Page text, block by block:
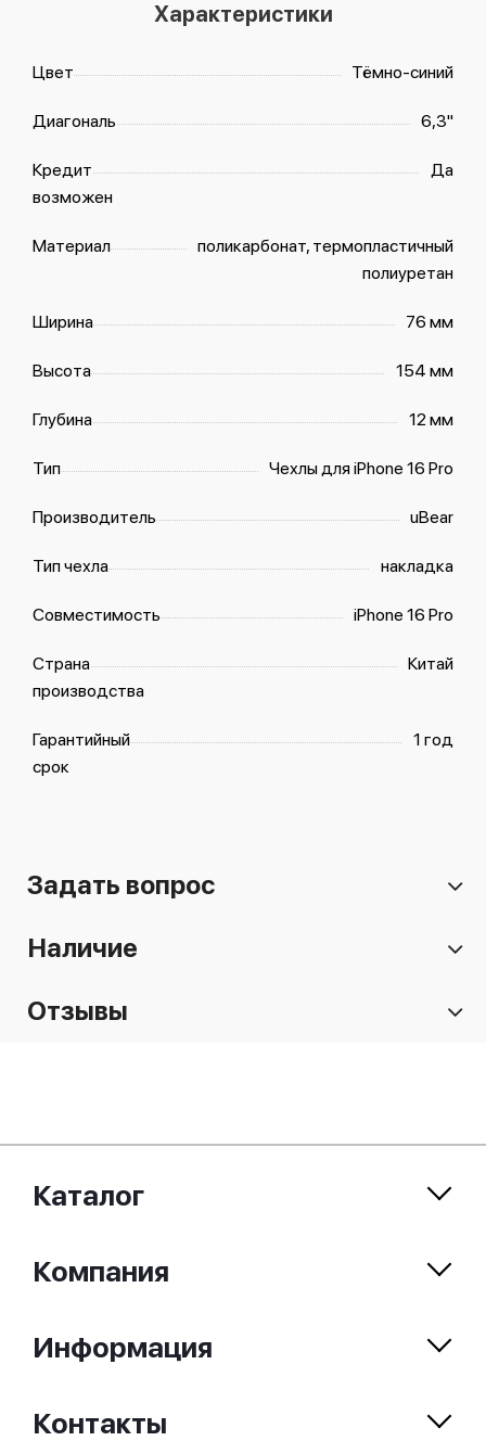
Характеристики
Цвет Тёмно-синий
Диагональ 6,3"
Кредит
возможен
Да
Материал
поликарбонат, термопластичный
полиуретан
Ширина 76 мм
Высота 154 мм
Глубина 12 мм
Тип Чехлы для iPhone 16 Pro
Производитель uBear
Тип чехла накладка
Совместимость iPhone 16 Pro
Страна
производства
Китай
Гарантийный
срок
1 год
Задать вопрос
Наличие
Отзывы
Контакты
Каталог
Компания
Информация